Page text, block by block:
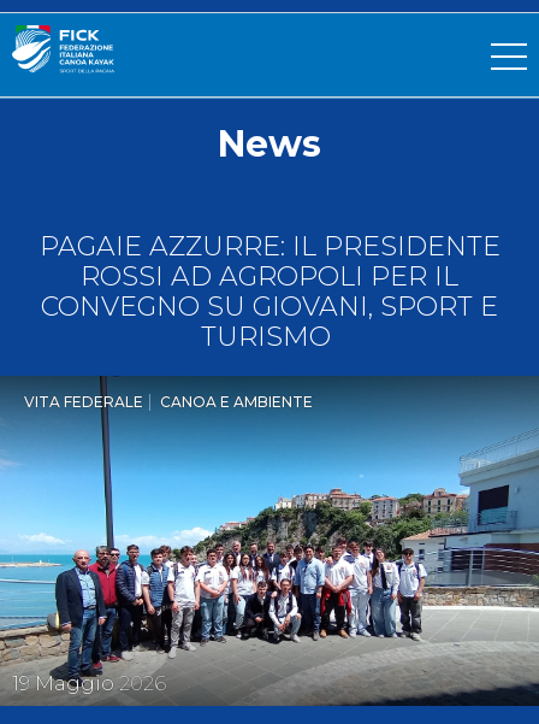
News
PAGAIE AZZURRE: IL PRESIDENTE
ROSSI AD AGROPOLI PER IL
CONVEGNO SU GIOVANI, SPORT E
TURISMO
19Maggio2026
VITA FEDERALE CANOA E AMBIENTE